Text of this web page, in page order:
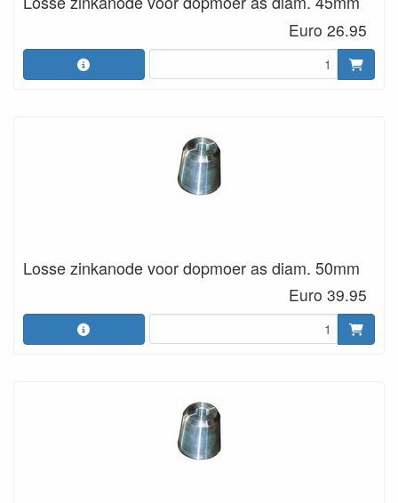
Euro 26.95
Losse zinkanode voor dopmoer as diam. 50mm
Euro 39.95